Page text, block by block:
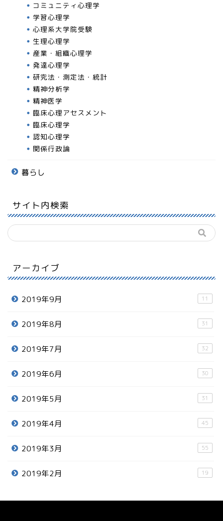
コミュニティ心理学
学習心理学
心理系大学院受験
生理心理学
産業・組織心理学
発達心理学
研究法・測定法・統計
精神分析学
精神医学
臨床心理アセスメント
臨床心理学
認知心理学
関係行政論
暮らし
サイト内検索
アーカイブ
2019年9月 11
2019年8月 31
2019年7月 32
2019年6月 30
2019年5月 31
2019年4月 45
2019年3月 55
2019年2月 19